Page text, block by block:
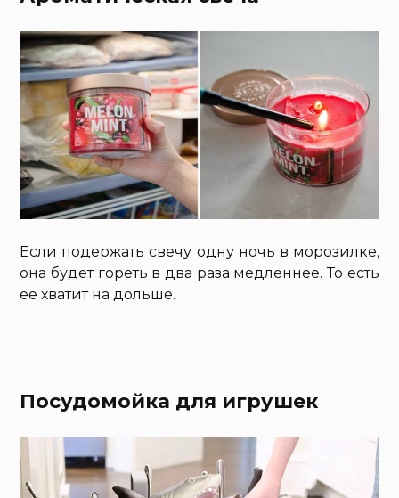
Если подержать свечу одну ночь в морозилке,
она будет гореть в два раза медленнее. То есть
ее хватит на дольше.
Посудомойка для игрушек